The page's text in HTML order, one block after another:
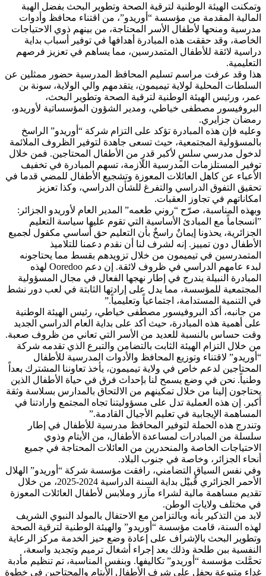
وتمكنت الهيئة الوطنية لترقية الصحة وتطوير البحث بفضل الهبة
المالية المقدمة من مؤسسة “أوريدو”، من اقتناء محافظ وأدوات
مدرسية ومنحها لأطفال الأسر المحتاجة، من بينهم ذوي الاحتياجات
الخاصة، وقد حققت هذه المبادرة أهدافها في توفير أسباب بداية
دراسية لائقة للأطفال المتمدرسين، مما يساهم في تعزيز فرصهم
التعليمية.
هذا وقد عرفت مراسم تسليم المحافظ المدرسية حضور ممثلين عن
السلطات المحلية لولاية تيميمون، يتقدمهم والي الولاية، سونة بن
عمر، ورئيس الهيئة الوطنية لترقية الصحة وتطوير البحث،
البروفيسور مصطفى خياطي، ومدير الشؤون المؤسساتية لأوريدو،
رمضان جزايري.
وعليه فإن هذه المبادرة تؤكد على التزام شركة “أوريدو” الراسخ
بالمسؤولية المجتمعية، حيث تسعى جاهدة لتوفير الظروف الملائمة
لدخول مدرسي سلسٍ لأكبر قدرٍ من الأطفال المحتاجين. فمن خلال
توفير المستلزمات المدرسية اللازمة، تسهم المبادرة في تخفيف
الأعباء عن كاهل العائلات المعوزة وتشجيع الأطفال للمضي قدما في
تحقيق التفوق الدراسي والتفرغ للشأن الدراسي، وكذا تعزيز
امكاناتهم في تجاوز العقبات.
وبهذه المناسبة، صرّح “روني طعمه” المدير العام لأوريدو الجزائر:
”انسجاماً مع المبادئ الأساسية التي تقوم عليها سياسة التعليم
الجزائرية، يحذونا إيمانٌ راسخٌ بأن التعليم حق أساسي مكفول لجميع
الأطفال دون تمييز. إنه لشرف لنا أن نقدم دعمنا للتلاميذ
المتمدرسين في تيميمون من خلال تزويدهم بقسط مما يحتاجونه
لبدء عامهم الدراسي في ظروف لائقة. إن دعم Ooredoo لهذه
المبادرة النبيلة يندرج في إطار نهجها الفعال في مجال المسؤولية
المجتمعية للمؤسسة، مما يدل على إرادتها الثابتة في لعب دور نشط
في التنمية المستدامة، اجتماعياً وتعليمياً.”
من جانبه، أكد البروفيسور مصطفى خياطي، رئيس الهيئة الوطنية
على أهمية هذه المبادرة، حيث أكد على بداية العام الدراسي الجديد
وقت حساس بالنسبة للعديد من الأسر التي تعاني من ظروف صعبة.
من خلال التزام الهيئة الثابت بالتضامن والتبرع الذي تقدمه شركة
“أوريدو” لاقتناء وتوزيع المحافظ والأدوات المدرسية للأطفال
المحتاجين لدعم خاص في ولاية تيميمون، يأخذ تعاوننا المشترك بعداً
وطنياً. نحن في وضع يسمح لنا بإحداث فرق في حياة الأطفال الذين
يحتاجون إلينا من خلال تمكينهم من الالتحاق بالمدارس بسلاسة وثقة
أكبر. إن هذه العملية تدل على مسؤوليتنا تجاه المجتمع وارادتنا في
المساهمة الإيجابية في تعليم الأجيال القادمة.”
وتندرج هذه الحملة لتوفير المحافظ مدرسية للأطفال في إطار
سلسلة من المبادرات لمساعدة الأطفال، من الأيتام وذوي
الاحتياجات الخاصة والمنحدرين من العائلات المحتاجة في جميع
أنحاء الجزائر، وخاصة في جنوب البلاد.
وفي نفس السياق التضامني، رافقت مؤسسة شركة “أوريدو” الهلال
الأحمر الجزائري قُبيْل بداية السنة الدراسية 2024-2025، من خلال
تقديم مساهمة مالية لشراء مآزر وملابس لأطفال العائلات المعوزة
في مختلف ولايات الوطن.
لابد من التذكير بأنه وبالتزامن مع الاحتفال بالمولد النبوي الشريف
لهذه السنة، قامت مؤسسة “أوريدو” والهيئة الوطنية لترقية الصحة
وتطوير البحث بالإشراف على إعادة وضع حيز الخدمة مركز الرعاية
النفسية ببن طلحة وذلك بعد إجراء أشغال ترميم وتجديد واسعة،
تحمَّلت مؤسسة “أوريدو” تكاليفها. وبنفس المناسبة، تم تنظيم مأدبة
غداء متبوعة بحفل على شرف الأطفال الأيتام والمحتاجين في خطوة